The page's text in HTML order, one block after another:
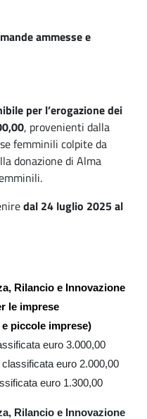
ammesse e
per l’erogazione dei
, provenienti dalla
femminili colpite da
donazione di Alma
dal 24 luglio 2025 al
Rilancio e Innovazione
le imprese
piccole imprese)
euro 3.000,00
classificata euro 2.000,00
euro 1.300,00
Rilancio e Innovazione